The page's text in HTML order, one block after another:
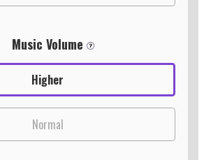
Music Volume
Higher
Normal